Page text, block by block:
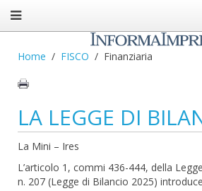
Home FISCO Finanziaria
LA LEGGE DI
La Mini – Ires
L’articolo 1, commi 436-444, della
n. 207 (Legge di Bilancio 2025)